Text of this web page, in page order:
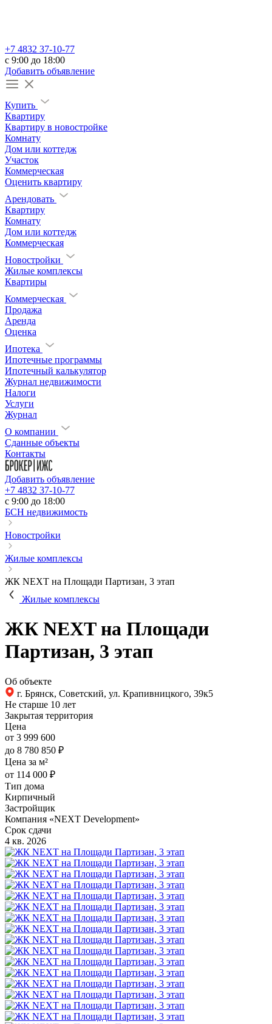
+7 4832 37-10-77
c 9:00 до 18:00
Добавить объявление
Купить
Квартиру
Квартиру в новостройке
Комнату
Дом или коттедж
Участок
Коммерческая
Оценить квартиру
Арендовать
Квартиру
Комнату
Дом или коттедж
Коммерческая
Новостройки
Жилые комплексы
Квартиры
Коммерческая
Продажа
Аренда
Оценка
Ипотека
Ипотечные программы
Ипотечный калькулятор
Журнал недвижимости
Налоги
Услуги
Журнал
О компании
Сданные объекты
Контакты
Добавить объявление
+7 4832 37-10-77
c 9:00 до 18:00
БСН недвижимость
Новостройки
Жилые комплексы
ЖК NEXT на Площади Партизан, 3 этап
Жилые комплексы
ЖК NEXT на Площади
Партизан, 3 этап
Об объекте
г. Брянск, Советский, ул. Крапивницкого, 39к5
Не старше 10 лет
Закрытая территория
Цена
от 3 999 600
до 8 780 850 ₽
Цена за м²
от 114 000 ₽
Тип дома
Кирпичный
Застройщик
Компания «NEXT Development»
Срок сдачи
4 кв. 2026